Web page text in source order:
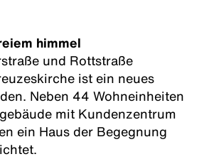
himmel
und Rottstraße
ist ein neues
Neben 44 Wohneinheiten
mit Kundenzentrum
ein Haus der Begegnung